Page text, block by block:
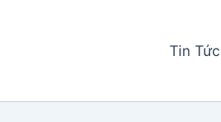
Tin Tức